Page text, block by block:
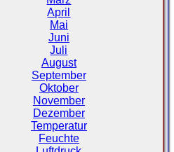
April
Mai
Juni
Juli
August
September
Oktober
November
Dezember
Temperatur
Feuchte